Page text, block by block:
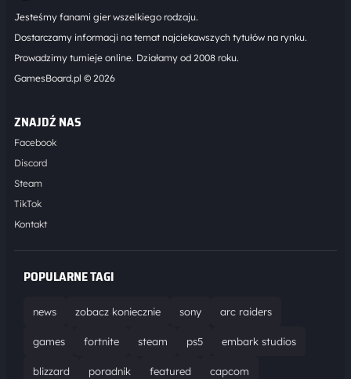
Jesteśmy fanami gier wszelkiego rodzaju.
Dostarczamy informacji na temat najciekawszych tytułów na rynku.
Prowadzimy turnieje online. Działamy od 2008 roku.
GamesBoard.pl © 2026
ZNAJDŹ NAS
Facebook
Discord
Steam
TikTok
Kontakt
POPULARNE TAGI
news zobacz koniecznie sony arc raiders
games fortnite steam ps5 embark studios
blizzard poradnik featured capcom